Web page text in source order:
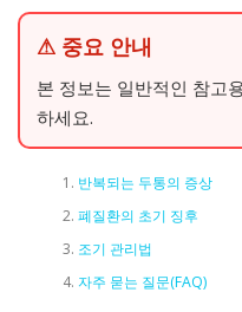
⚠ 중요 안내
본 정보는 일반적인 참고
하세요.
반복되는 두통의 증상
폐질환의 초기 징후
조기 관리법
자주 묻는 질문(FAQ)